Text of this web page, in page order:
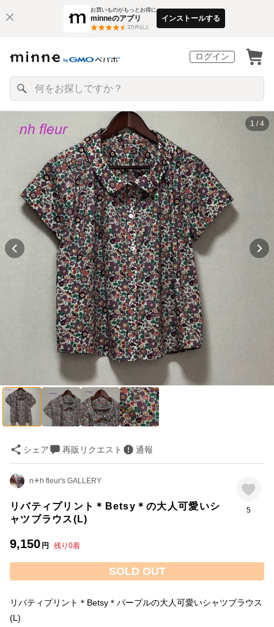
お買いものがもっとお得に
minneのアプリ
3万件以上
インストールする
ログイン
1 / 4
シェア 再販リクエスト 通報
n✳︎h fleur's GALLERY
リバティプリント＊Betsy＊の大人可愛いシ
ャツブラウス(L)
9,150 円 残り 0着
5
SOLD OUT
リバティプリント＊Betsy＊パープルの大人可愛いシャツブラウス
(L)